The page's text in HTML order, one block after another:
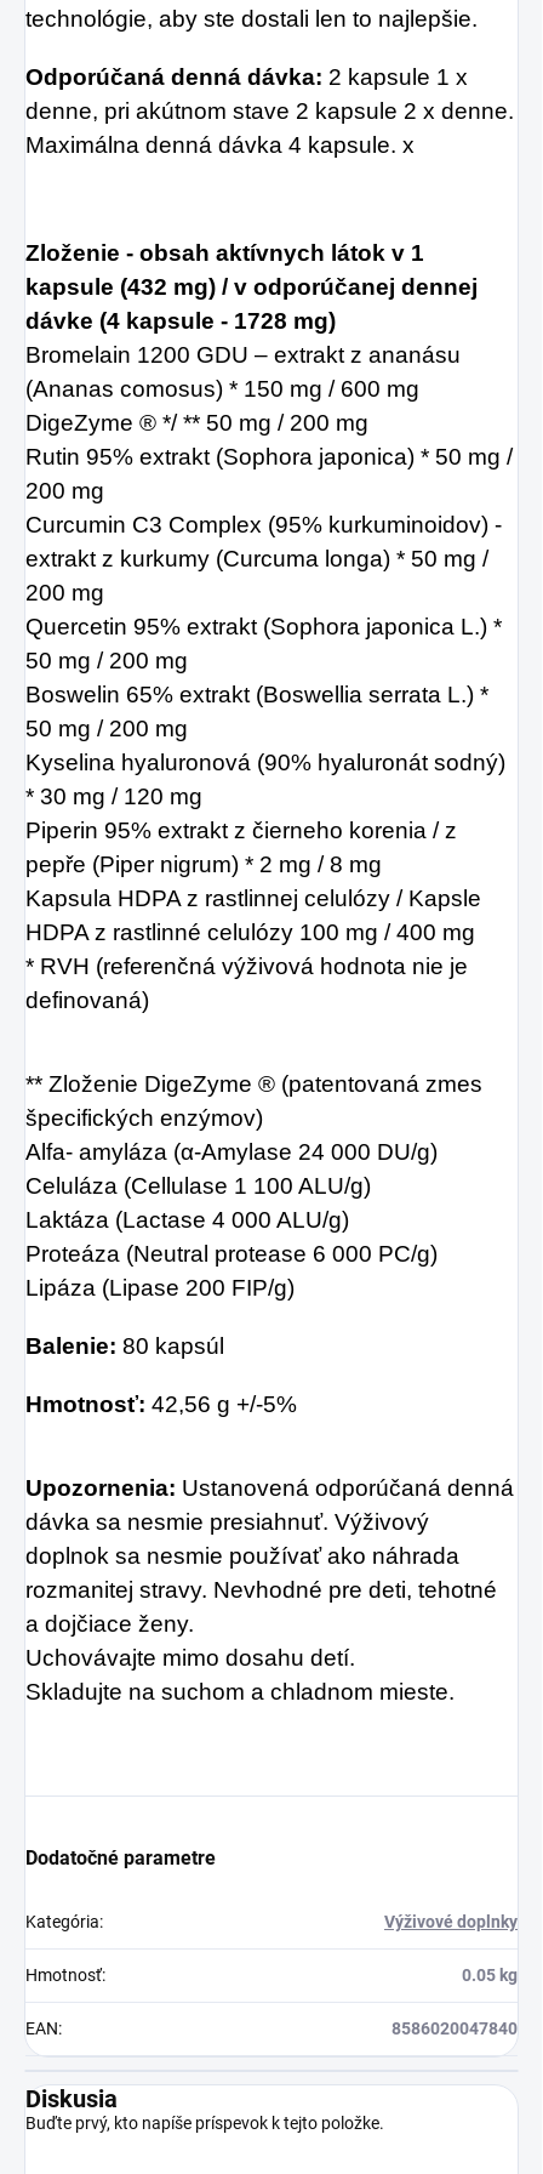
technológie, aby ste dostali len to najlepšie.
Odporúčaná denná dávka: 2 kapsule 1 x
denne, pri akútnom stave 2 kapsule 2 x denne.
Maximálna denná dávka 4 kapsule. x
Zloženie - obsah aktívnych látok v 1
kapsule (432 mg) / v odporúčanej dennej
dávke (4 kapsule - 1728 mg)
Bromelain 1200 GDU – extrakt z ananásu
(Ananas comosus) * 150 mg / 600 mg
DigeZyme ® */ ** 50 mg / 200 mg
Rutin 95% extrakt (Sophora japonica) * 50 mg /
200 mg
Curcumin C3 Complex (95% kurkuminoidov) -
extrakt z kurkumy (Curcuma longa) * 50 mg /
200 mg
Quercetin 95% extrakt (Sophora japonica L.) *
50 mg / 200 mg
Boswelin 65% extrakt (Boswellia serrata L.) *
50 mg / 200 mg
Kyselina hyaluronová (90% hyaluronát sodný)
* 30 mg / 120 mg
Piperin 95% extrakt z čierneho korenia / z
pepře (Piper nigrum) * 2 mg / 8 mg
Kapsula HDPA z rastlinnej celulózy / Kapsle
HDPA z rastlinné celulózy 100 mg / 400 mg
* RVH (referenčná výživová hodnota nie je
definovaná)
** Zloženie DigeZyme ® (patentovaná zmes
špecifických enzýmov)
Alfa- amyláza (α-Amylase 24 000 DU/g)
Celuláza (Cellulase 1 100 ALU/g)
Laktáza (Lactase 4 000 ALU/g)
Proteáza (Neutral protease 6 000 PC/g)
Lipáza (Lipase 200 FIP/g)
Balenie: 80 kapsúl
Hmotnosť: 42,56 g +/-5%
Upozornenia: Ustanovená odporúčaná denná
dávka sa nesmie presiahnuť. Výživový
doplnok sa nesmie používať ako náhrada
rozmanitej stravy. Nevhodné pre deti, tehotné
a dojčiace ženy.
Uchovávajte mimo dosahu detí.
Skladujte na suchom a chladnom mieste.
Dodatočné parametre
Kategória: Výživové doplnky
Hmotnosť: 0.05 kg
EAN: 8586020047840
Diskusia
Buďte prvý, kto napíše príspevok k tejto položke.